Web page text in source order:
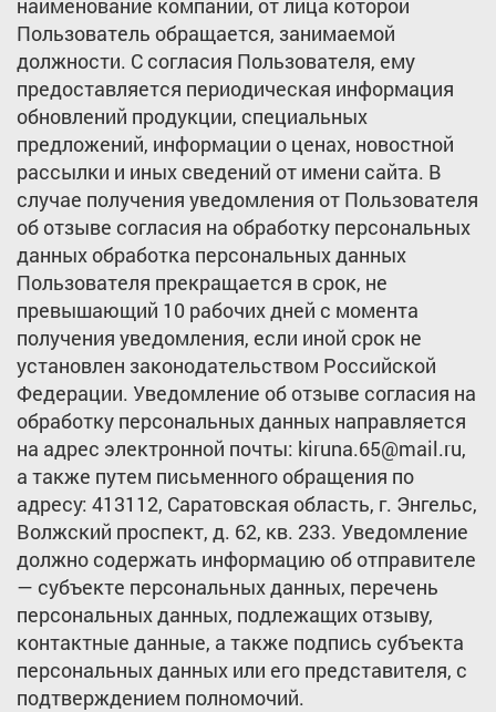
наименование компании, от лица которой
Пользователь обращается, занимаемой
должности. С согласия Пользователя, ему
предоставляется периодическая информация
обновлений продукции, специальных
предложений, информации о ценах, новостной
рассылки и иных сведений от имени сайта. В
случае получения уведомления от Пользователя
об отзыве согласия на обработку персональных
данных обработка персональных данных
Пользователя прекращается в срок, не
превышающий 10 рабочих дней с момента
получения уведомления, если иной срок не
установлен законодательством Российской
Федерации. Уведомление об отзыве согласия на
обработку персональных данных направляется
на адрес электронной почты: kiruna.65@mail.ru,
а также путем письменного обращения по
адресу: 413112, Саратовская область, г. Энгельс,
Волжский проспект, д. 62, кв. 233. Уведомление
должно содержать информацию об отправителе
— субъекте персональных данных, перечень
персональных данных, подлежащих отзыву,
контактные данные, а также подпись субъекта
персональных данных или его представителя, с
подтверждением полномочий.